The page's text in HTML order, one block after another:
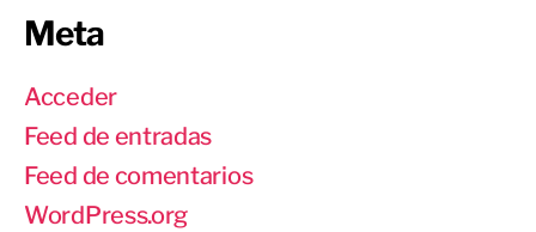
Meta
Acceder
Feed de entradas
Feed de comentarios
WordPress.org